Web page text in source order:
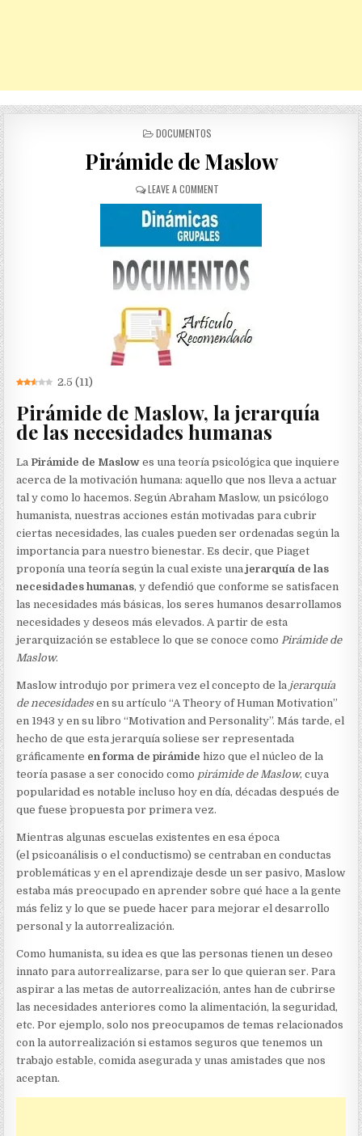
POSTED
DOCUMENTOS
Pirámide de Maslow
LEAVE A COMMENTON
PIRÁMIDE
DE
MASLOW
2.5 (11)
Pirámide de Maslow, la jerarquía
de las necesidades humanas
La Pirámide de Maslow es una teoría psicológica que inquiere
acerca de la motivación humana: aquello que nos lleva a actuar
tal y como lo hacemos. Según Abraham Maslow, un psicólogo
humanista, nuestras acciones están motivadas para cubrir
ciertas necesidades, las cuales pueden ser ordenadas según la
importancia para nuestro bienestar. Es decir, que Piaget
proponía una teoría según la cual existe unajerarquía de las
necesidades humanas, y defendió que conforme se satisfacen
las necesidades más básicas, los seres humanos desarrollamos
necesidades y deseos más elevados. A partir de esta
jerarquización se establece lo que se conoce como Pirámide de
Maslow.
Maslow introdujo por primera vez el concepto de la jerarquía
de necesidades en su artículo “A Theory of Human Motivation”
en 1943 y en su libro “Motivation and Personality”. Más tarde, el
hecho de que esta jerarquía soliese ser representada
gráficamente en forma de pirámide hizo que el núcleo de la
teoría pasase a ser conocido como pirámide de Maslow, cuya
popularidad es notable incluso hoy en día, décadas después de
que fuese `propuesta por primera vez.
Mientras algunas escuelas existentes en esa época
(el psicoanálisis o el conductismo) se centraban en conductas
problemáticas y en el aprendizaje desde un ser pasivo, Maslow
estaba más preocupado en aprender sobre qué hace a la gente
más feliz y lo que se puede hacer para mejorar el desarrollo
personal y la autorrealización.
Como humanista, su idea es que las personas tienen un deseo
innato para autorrealizarse, para ser lo que quieran ser. Para
aspirar a las metas de autorrealización, antes han de cubrirse
las necesidades anteriores como la alimentación, la seguridad,
etc. Por ejemplo, solo nos preocupamos de temas relacionados
con la autorrealización si estamos seguros que tenemos un
trabajo estable, comida asegurada y unas amistades que nos
aceptan.